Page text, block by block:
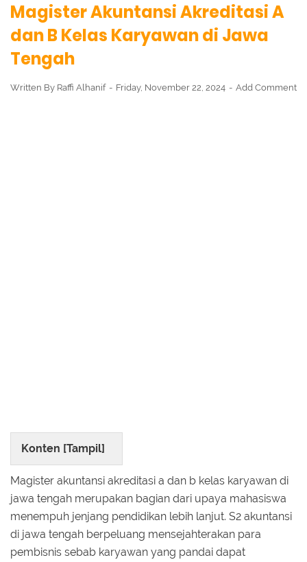
Magister Akuntansi Akreditasi A
dan B Kelas Karyawan di Jawa
Tengah
Written By Raffi Alhanif Friday, November 22, 2024 Add Comment
Konten [Tampil]
Magister akuntansi akreditasi a dan b kelas karyawan di
jawa tengah merupakan bagian dari upaya mahasiswa
menempuh jenjang pendidikan lebih lanjut. S2 akuntansi
di jawa tengah berpeluang mensejahterakan para
pembisnis sebab karyawan yang pandai dapat